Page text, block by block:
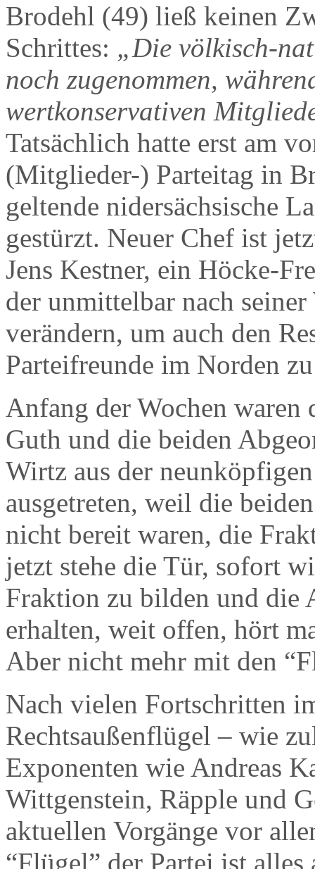
Brodehl (49) ließ keinen
Schrittes: „Die völkisch-
noch zugenommen,
wertkonservativen
Tatsächlich hatte erst am
(Mitglieder-) Parteitag in
geltende nidersächsische
gestürzt. Neuer Chef ist
Jens Kestner, ein Höcke-
der unmittelbar nach
verändern, um auch den
Parteifreunde im Norden
Anfang der Wochen waren
Guth und die beiden
Wirtz aus der
ausgetreten, weil die
nicht bereit waren, die
jetzt stehe die Tür, sofort
Fraktion zu bilden und die
erhalten, weit offen, hört
Aber nicht mehr mit den
Nach vielen Fortschritten
Rechtsaußenflügel – wie
Exponenten wie Andreas
Wittgenstein, Räpple und
aktuellen Vorgänge vor
“Flügel” der Partei ist alles